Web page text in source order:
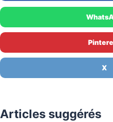
X
Articles suggérés